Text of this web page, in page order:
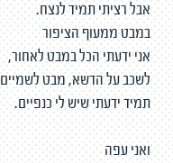
אבל רציתי תמיד לנצח.
במבט ממעוף הציפור
אני ידעתי הכל במבט לאחור,
לשכב על הדשא, מבט לשמיים
תמיד ידעתי שיש לי כנפיים.
ואני עפה